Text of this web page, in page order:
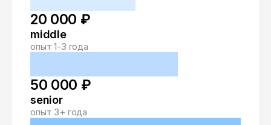
20 000 ₽
middle
опыт 1-3 года
50 000 ₽
senior
опыт 3+ года